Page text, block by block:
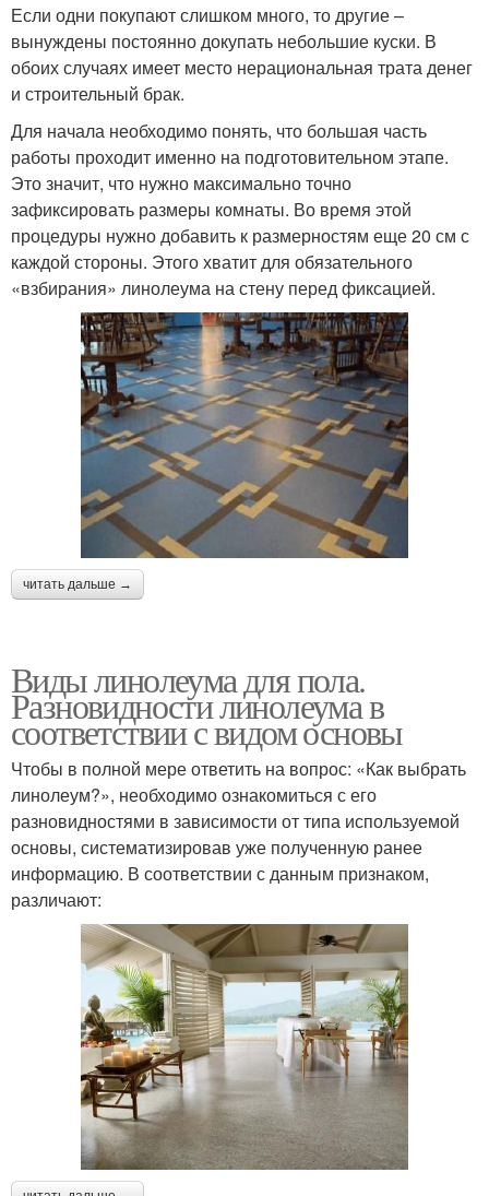
Если одни покупают слишком много, то другие –
вынуждены постоянно докупать небольшие куски. В
обоих случаях имеет место нерациональная трата денег
и строительный брак.
Для начала необходимо понять, что большая часть
работы проходит именно на подготовительном этапе.
Это значит, что нужно максимально точно
зафиксировать размеры комнаты. Во время этой
процедуры нужно добавить к размерностям еще 20 см с
каждой стороны. Этого хватит для обязательного
«взбирания» линолеума на стену перед фиксацией.
читать дальше →
Виды линолеума для пола.
Разновидности линолеума в
соответствии с видом основы
Чтобы в полной мере ответить на вопрос: «Как выбрать
линолеум?», необходимо ознакомиться с его
разновидностями в зависимости от типа используемой
основы, систематизировав уже полученную ранее
информацию. В соответствии с данным признаком,
различают: